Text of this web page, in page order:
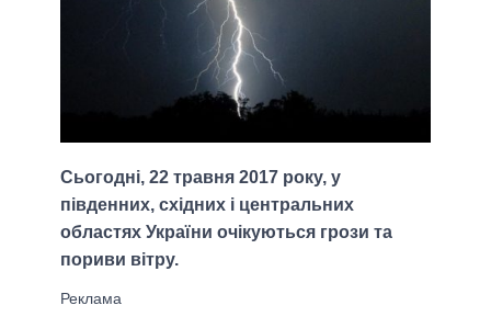
Сьогодні, 22 травня 2017 року, у
південних, східних і центральних
областях України очікуються грози та
пориви вітру.